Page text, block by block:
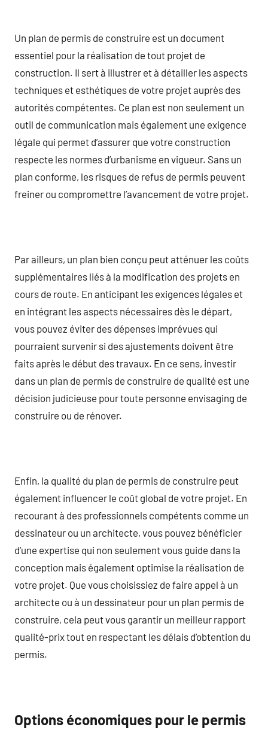
Un plan de permis de construire est un document
essentiel pour la réalisation de tout projet de
construction. Il sert à illustrer et à détailler les aspects
techniques et esthétiques de votre projet auprès des
autorités compétentes. Ce plan est non seulement un
outil de communication mais également une exigence
légale qui permet d’assurer que votre construction
respecte les normes d’urbanisme en vigueur. Sans un
plan conforme, les risques de refus de permis peuvent
freiner ou compromettre l’avancement de votre projet.
Par ailleurs, un plan bien conçu peut atténuer les coûts
supplémentaires liés à la modification des projets en
cours de route. En anticipant les exigences légales et
en intégrant les aspects nécessaires dès le départ,
vous pouvez éviter des dépenses imprévues qui
pourraient survenir si des ajustements doivent être
faits après le début des travaux. En ce sens, investir
dans un plan de permis de construire de qualité est une
décision judicieuse pour toute personne envisaging de
construire ou de rénover.
Enfin, la qualité du plan de permis de construire peut
également influencer le coût global de votre projet. En
recourant à des professionnels compétents comme un
dessinateur ou un architecte, vous pouvez bénéficier
d’une expertise qui non seulement vous guide dans la
conception mais également optimise la réalisation de
votre projet. Que vous choisissiez de faire appel à un
architecte ou à un dessinateur pour un plan permis de
construire, cela peut vous garantir un meilleur rapport
qualité-prix tout en respectant les délais d’obtention du
permis.
Options économiques pour le permis